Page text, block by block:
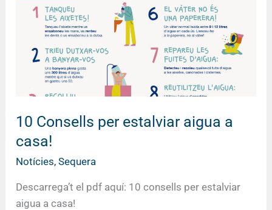
10 Consells per estalviar aigua a
casa!
Notícies,Sequera
Descarrega’t el pdf aquí: 10 consells per estalviar
aigua a casa!
aigua